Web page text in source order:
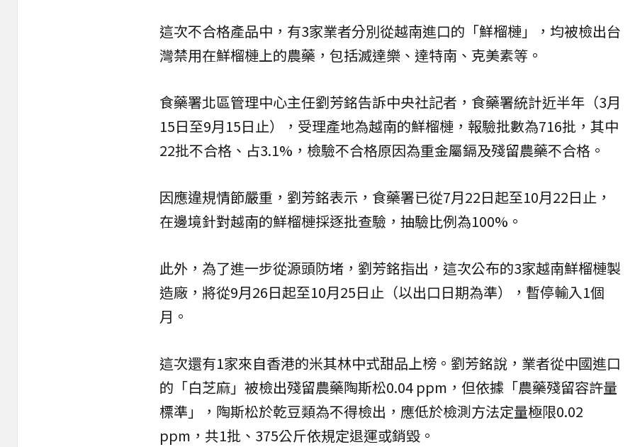
這次不合格產品中，有3家業者分別從越南進口的「鮮榴槤」，均被檢出台
灣禁用在鮮榴槤上的農藥，包括滅達樂、達特南、克美素等。
食藥署北區管理中心主任劉芳銘告訴中央社記者，食藥署統計近半年（3月
15日至9月15日止），受理產地為越南的鮮榴槤，報驗批數為716批，其中
22批不合格、占3.1%，檢驗不合格原因為重金屬鎘及殘留農藥不合格。
因應違規情節嚴重，劉芳銘表示，食藥署已從7月22日起至10月22日止，
在邊境針對越南的鮮榴槤採逐批查驗，抽驗比例為100%。
此外，為了進一步從源頭防堵，劉芳銘指出，這次公布的3家越南鮮榴槤製
造廠，將從9月26日起至10月25日止（以出口日期為準），暫停輸入1個
月。
這次還有1家來自香港的米其林中式甜品上榜。劉芳銘說，業者從中國進口
的「白芝麻」被檢出殘留農藥陶斯松0.04 ppm，但依據「農藥殘留容許量
標準」，陶斯松於乾豆類為不得檢出，應低於檢測方法定量極限0.02
ppm，共1批、375公斤依規定退運或銷毀。